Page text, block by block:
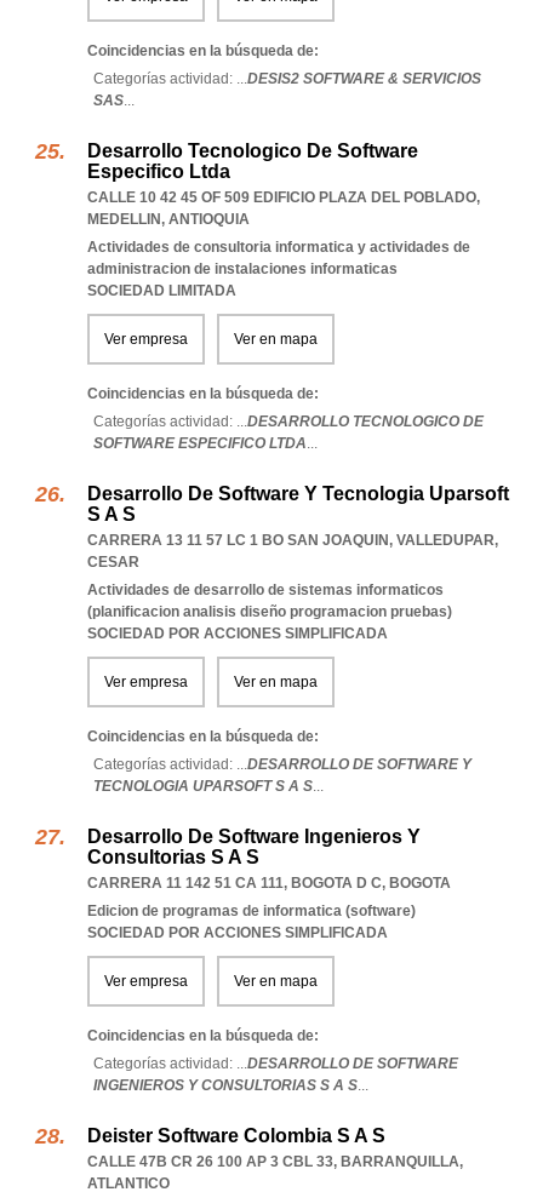
Coincidencias en la búsqueda de:
Categorías actividad: ...DESIS2 SOFTWARE & SERVICIOS
SAS...
Desarrollo Tecnologico De Software
Especifico Ltda
CALLE 10 42 45 OF 509 EDIFICIO PLAZA DEL POBLADO,
MEDELLIN, ANTIOQUIA
Actividades de consultoria informatica y actividades de
administracion de instalaciones informaticas
SOCIEDAD LIMITADA
Ver empresa Ver en mapa
Coincidencias en la búsqueda de:
Categorías actividad: ...DESARROLLO TECNOLOGICO DE
SOFTWARE ESPECIFICO LTDA...
Desarrollo De Software Y Tecnologia Uparsoft
S A S
CARRERA 13 11 57 LC 1 BO SAN JOAQUIN, VALLEDUPAR,
CESAR
Actividades de desarrollo de sistemas informaticos
(planificacion analisis diseño programacion pruebas)
SOCIEDAD POR ACCIONES SIMPLIFICADA
Ver empresa Ver en mapa
Coincidencias en la búsqueda de:
Categorías actividad: ...DESARROLLO DE SOFTWARE Y
TECNOLOGIA UPARSOFT S A S...
Desarrollo De Software Ingenieros Y
Consultorias S A S
CARRERA 11 142 51 CA 111, BOGOTA D C, BOGOTA
Edicion de programas de informatica (software)
SOCIEDAD POR ACCIONES SIMPLIFICADA
Ver empresa Ver en mapa
Coincidencias en la búsqueda de:
Categorías actividad: ...DESARROLLO DE SOFTWARE
INGENIEROS Y CONSULTORIAS S A S...
Deister Software Colombia S A S
CALLE 47B CR 26 100 AP 3 CBL 33, BARRANQUILLA,
ATLANTICO